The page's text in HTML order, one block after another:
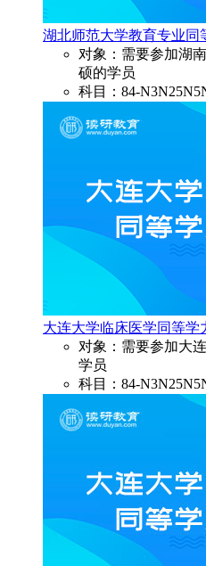
湖北师范大学教育专业同
对象：需要参加湖
硕的学员
科目：84-
大连大学临床医学同等学
对象：需要参加大
学员
科目：84-